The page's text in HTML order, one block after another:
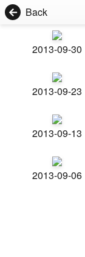
Back
2013-09-30
2013-09-23
2013-09-13
2013-09-06